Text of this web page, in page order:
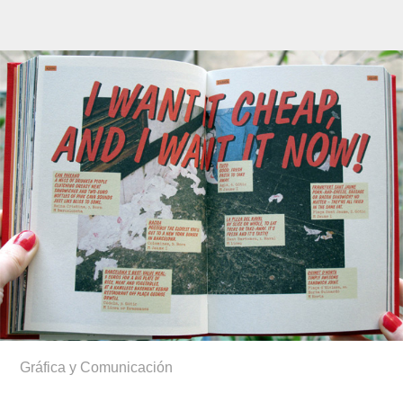
Gráfica y Comunicación